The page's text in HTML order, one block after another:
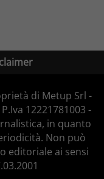
di Metup Srl -
12221781003 -
in quanto
Non può
editoriale ai sensi